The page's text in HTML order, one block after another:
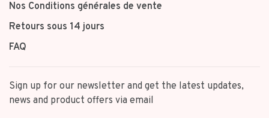
Nos Conditions générales de vente
Retours sous 14 jours
FAQ
Sign up for our newsletter and get the latest updates,
news and product offers via email